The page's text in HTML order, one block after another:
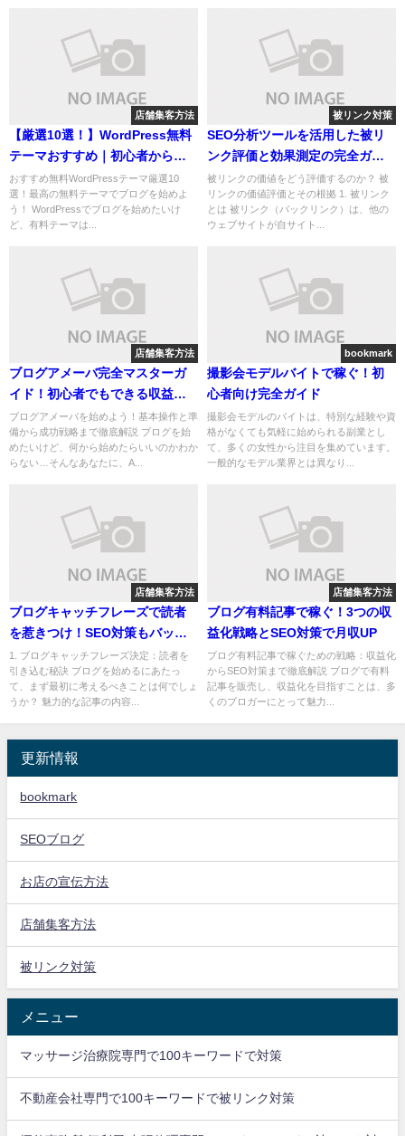
店舗集客方法
【厳選10選！】WordPress無料
テーマおすすめ｜初心者から上
級者まで
おすすめ無料WordPressテーマ厳選10
選！最高の無料テーマでブログを始めよ
う！ WordPressでブログを始めたいけ
ど、有料テーマは...
被リンク対策
SEO分析ツールを活用した被リ
ンク評価と効果測定の完全ガイ
ド
被リンクの価値をどう評価するのか？ 被
リンクの価値評価とその根拠 1. 被リンク
とは 被リンク（バックリンク）は、他の
ウェブサイトが自サイト...
店舗集客方法
ブログアメーバ完全マスターガ
イド！初心者でもできる収益化
戦略
ブログアメーバを始めよう！基本操作と準
備から成功戦略まで徹底解説 ブログを始
めたいけど、何から始めたらいいのかわか
らない…そんなあなたに、A...
bookmark
撮影会モデルバイトで稼ぐ！初
心者向け完全ガイド
撮影会モデルのバイトは、特別な経験や資
格がなくても気軽に始められる副業とし
て、多くの女性から注目を集めています。
一般的なモデル業界とは異なり...
店舗集客方法
ブログキャッチフレーズで読者
を惹きつけ！SEO対策もバッチ
リな作り方３ステップ
1. ブログキャッチフレーズ決定：読者を
引き込む秘訣 ブログを始めるにあたっ
て、まず最初に考えるべきことは何でしょ
うか？ 魅力的な記事の内容...
店舗集客方法
ブログ有料記事で稼ぐ！3つの収
益化戦略とSEO対策で月収UP
ブログ有料記事で稼ぐための戦略：収益化
からSEO対策まで徹底解説 ブログで有料
記事を販売し、収益化を目指すことは、多
くのブロガーにとって魅力...
更新情報
bookmark
SEOブログ
お店の宣伝方法
店舗集客方法
被リンク対策
メニュー
マッサージ治療院専門で100キーワードで対策
不動産会社専門で100キーワードで被リンク対策